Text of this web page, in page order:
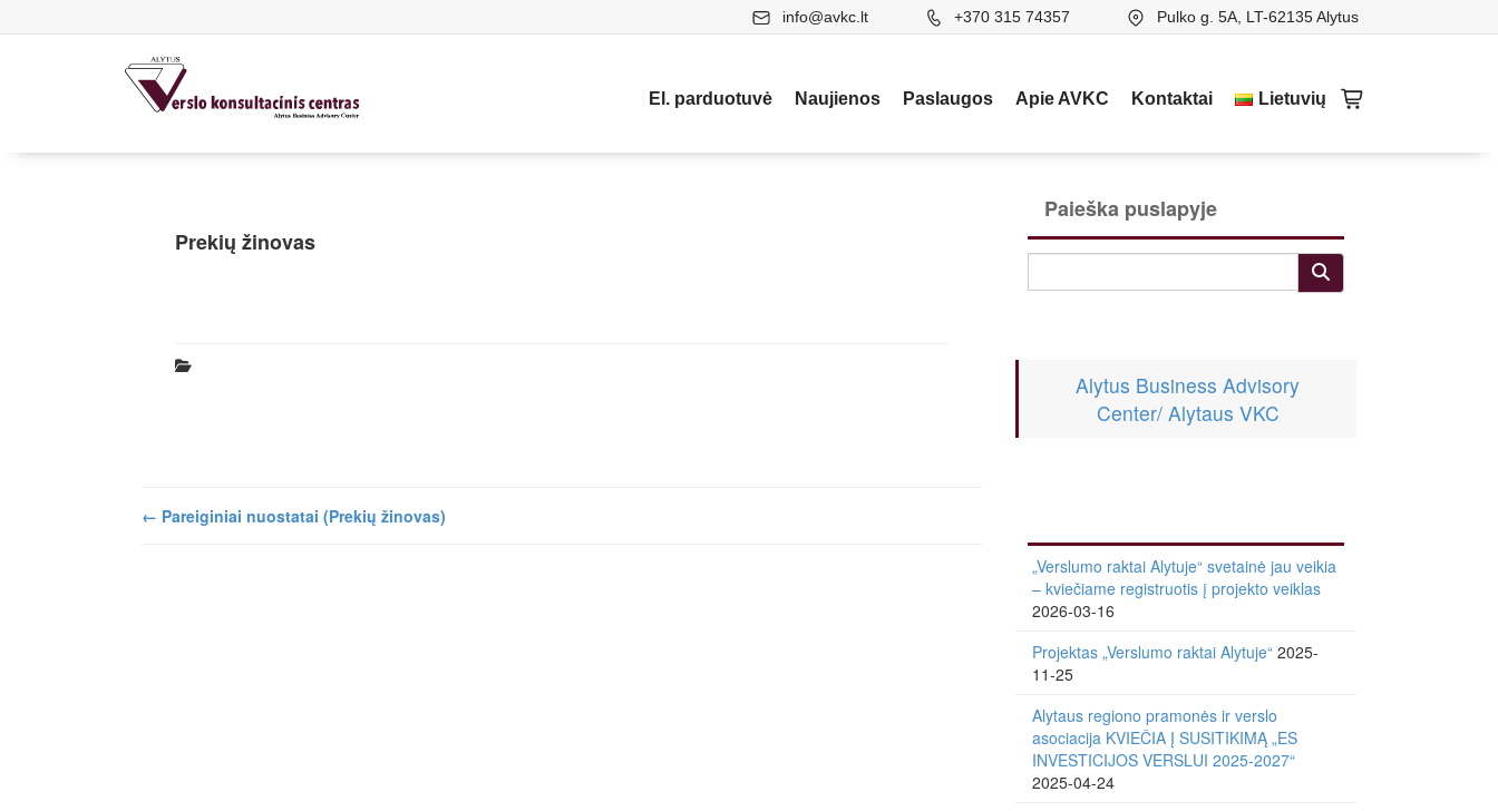
info@avkc.lt +370 315 74357 Pulko g. 5A, LT-62135 Alytus
El. parduotuvė Naujienos Paslaugos Apie AVKC Kontaktai Lietuvių
Prekių žinovas
← Pareiginiai nuostatai (Prekių žinovas)
Paieška puslapyje
Alytus Business Advisory
Center/ Alytaus VKC
„Verslumo raktai Alytuje“ svetainė jau veikia
– kviečiame registruotis į projekto veiklas
2026-03-16
Projektas „Verslumo raktai Alytuje“ 2025-
11-25
Alytaus regiono pramonės ir verslo
asociacija KVIEČIA Į SUSITIKIMĄ „ES
INVESTICIJOS VERSLUI 2025-2027“
2025-04-24